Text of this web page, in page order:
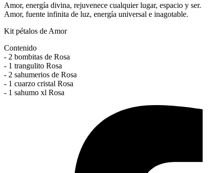
Amor, energía divina, rejuvenece cualquier lugar, espacio y ser.
Amor, fuente infinita de luz, energía universal e inagotable.
Kit pétalos de Amor
Contenido
- 2 bombitas de Rosa
- 1 trangulito Rosa
- 2 sahumerios de Rosa
- 1 cuarzo cristal Rosa
- 1 sahumo xl Rosa